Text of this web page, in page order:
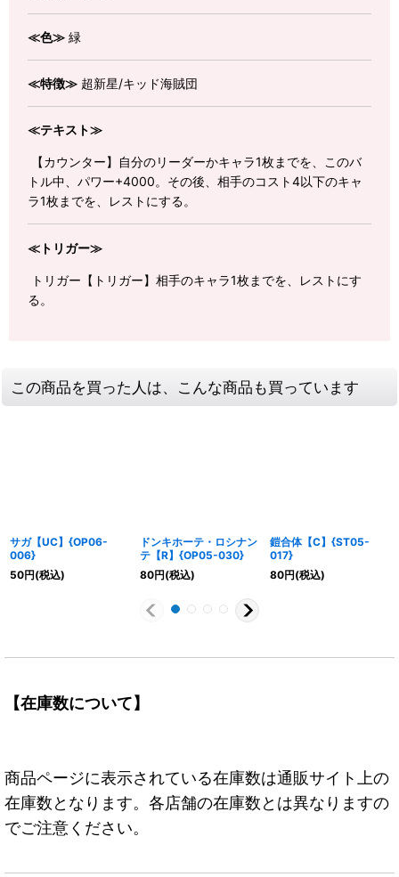
≪色≫ 緑
≪特徴≫ 超新星/キッド海賊団
≪テキスト≫
【カウンター】自分のリーダーかキャラ1枚までを、このバ
トル中、パワー+4000。その後、相手のコスト4以下のキャ
ラ1枚までを、レストにする。
≪トリガー≫
トリガー【トリガー】相手のキャラ1枚までを、レストにす
る。
この商品を買った人は、こんな商品も買っています
サガ【UC】{OP06-
006}
50円(税込)
ドンキホーテ・ロシナン
テ【R】{OP05-030}
80円(税込)
鎧合体【C】{ST05-
017}
80円(税込)
【在庫数について】
商品ページに表示されている在庫数は通販サイト上の
在庫数となります。各店舗の在庫数とは異なりますの
でご注意ください。